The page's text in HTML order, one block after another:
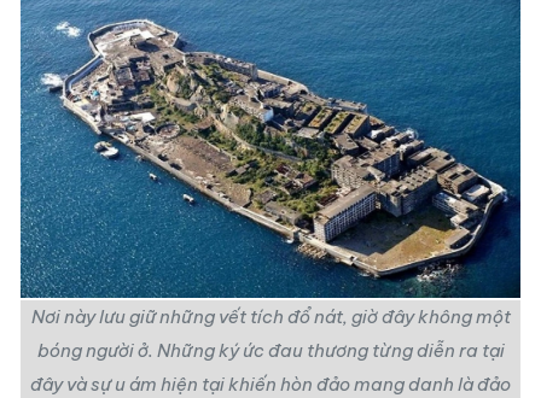
Nơi này lưu giữ những vết tích đổ nát, giờ đây không một
bóng người ở. Những ký ức đau thương từng diễn ra tại
đây và sự u ám hiện tại khiến hòn đảo mang danh làđảo